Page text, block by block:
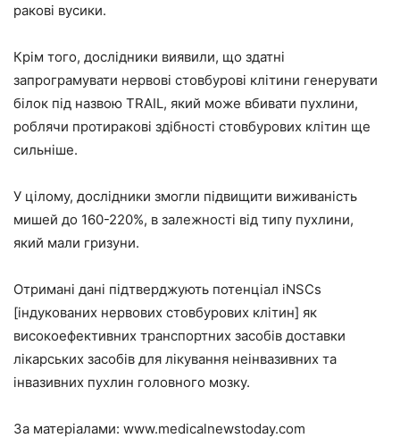
ракові вусики.
Крім того, дослідники виявили, що здатні
запрограмувати нервові стовбурові клітини генерувати
білок під назвою TRAIL, який може вбивати пухлини,
роблячи протиракові здібності стовбурових клітин ще
сильніше.
У цілому, дослідники змогли підвищити виживаність
мишей до 160-220%, в залежності від типу пухлини,
який мали гризуни.
Отримані дані підтверджують потенціал iNSCs
[індукованих нервових стовбурових клітин] як
високоефективних транспортних засобів доставки
лікарських засобів для лікування неінвазивних та
інвазивних пухлин головного мозку.
За матеріалами: www.medicalnewstoday.com